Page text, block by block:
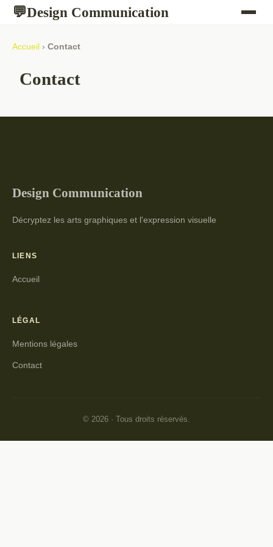
💬Design Communication
Accueil › Contact
Contact
Design Communication
Décryptez les arts graphiques et l'expression visuelle
LIENS
Accueil
LÉGAL
Mentions légales
Contact
© 2026 · Tous droits réservés.